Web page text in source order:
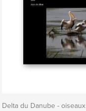
Delta du Danube - oiseaux